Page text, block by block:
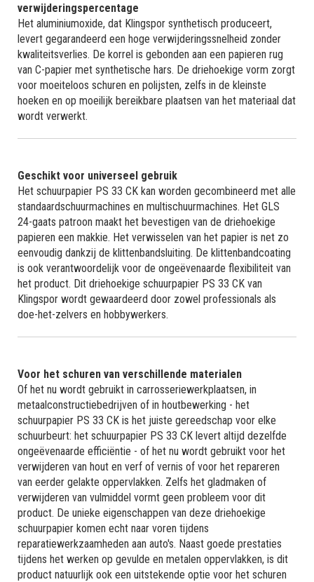
verwijderingspercentage
Het aluminiumoxide, dat Klingspor synthetisch produceert,
levert gegarandeerd een hoge verwijderingssnelheid zonder
kwaliteitsverlies. De korrel is gebonden aan een papieren rug
van C-papier met synthetische hars. De driehoekige vorm zorgt
voor moeiteloos schuren en polijsten, zelfs in de kleinste
hoeken en op moeilijk bereikbare plaatsen van het materiaal dat
wordt verwerkt.
Geschikt voor universeel gebruik
Het schuurpapier PS 33 CK kan worden gecombineerd met alle
standaardschuurmachines en multischuurmachines. Het GLS
24-gaats patroon maakt het bevestigen van de driehoekige
papieren een makkie. Het verwisselen van het papier is net zo
eenvoudig dankzij de klittenbandsluiting. De klittenbandcoating
is ook verantwoordelijk voor de ongeëvenaarde flexibiliteit van
het product. Dit driehoekige schuurpapier PS 33 CK van
Klingspor wordt gewaardeerd door zowel professionals als
doe-het-zelvers en hobbywerkers.
Voor het schuren van verschillende materialen
Of het nu wordt gebruikt in carrosseriewerkplaatsen, in
metaalconstructiebedrijven of in houtbewerking - het
schuurpapier PS 33 CK is het juiste gereedschap voor elke
schuurbeurt: het schuurpapier PS 33 CK levert altijd dezelfde
ongeëvenaarde efficiëntie - of het nu wordt gebruikt voor het
verwijderen van hout en verf of vernis of voor het repareren
van eerder gelakte oppervlakken. Zelfs het gladmaken of
verwijderen van vulmiddel vormt geen probleem voor dit
product. De unieke eigenschappen van deze driehoekige
schuurpapier komen echt naar voren tijdens
reparatiewerkzaamheden aan auto's. Naast goede prestaties
tijdens het werken op gevulde en metalen oppervlakken, is dit
product natuurlijk ook een uitstekende optie voor het schuren